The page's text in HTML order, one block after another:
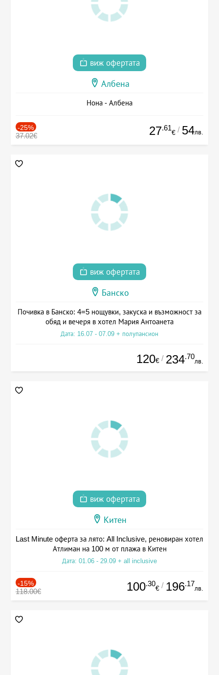
виж офертата
Албена
Нона - Албена
-25%
37.02€ 27.61
€ / 54лв.
виж офертата
Банско
Почивка в Банско: 4=5 нощувки, закуска и възможност за
обяд и вечеря в хотел Мария Антоанета
Дата: 16.07 - 07.09 + полупансион
120€ / 234.70
лв.
виж офертата
Китен
Last Minute оферта за лято: All Inclusive, реновиран хотел
Атлиман на 100 м от плажа в Китен
Дата: 01.06 - 29.09 + all inclusive
-15%
118.00€ 100.30
€ / 196.17
лв.